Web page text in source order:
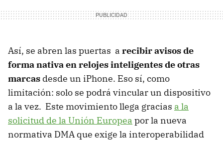
Así, se abren las puertas a recibir avisos de
forma nativa en relojes inteligentes de otras
marcas desde un iPhone. Eso sí, como
limitación: solo se podrá vincular un dispositivo
a la vez. Este movimiento llega gracias a la
solicitud de la Unión Europea por la nueva
normativa DMA que exige la interoperabilidad